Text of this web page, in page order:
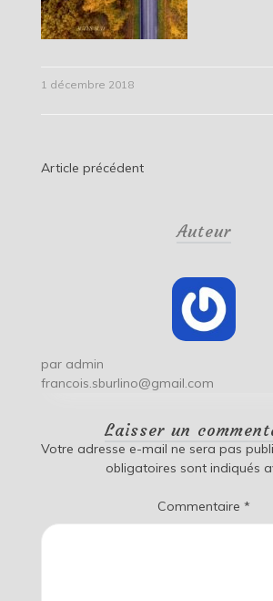
1 décembre 2018
Navigation
Article précédent
Auteur
par admin
francois.sburlino@gmail.com
Laisser un
Votre adresse e-mail ne sera pas
obligatoires sont indiqués
Commentaire *